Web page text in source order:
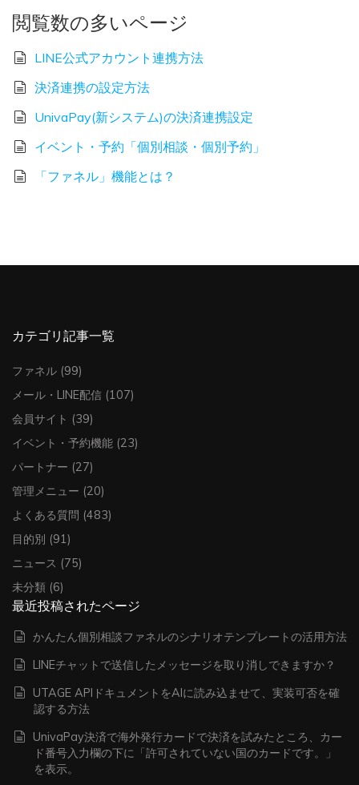
閲覧数の多いページ
LINE公式アカウント連携方法
決済連携の設定方法
UnivaPay(新システム)の決済連携設定
イベント・予約「個別相談・個別予約」
「ファネル」機能とは？
カテゴリ記事一覧
ファネル (99)
メール・LINE配信 (107)
会員サイト (39)
イベント・予約機能 (23)
パートナー (27)
管理メニュー (20)
よくある質問 (483)
目的別 (91)
ニュース (75)
未分類 (6)
最近投稿されたページ
かんたん個別相談ファネルのシナリオテンプレートの活用方法
LINEチャットで送信したメッセージを取り消しできますか？
UTAGE APIドキュメントをAIに読み込ませて、実装可否を確
認する方法
UnivaPay決済で海外発行カードで決済を試みたところ、カー
ド番号入力欄の下に「許可されていない国のカードです。」
を表示。